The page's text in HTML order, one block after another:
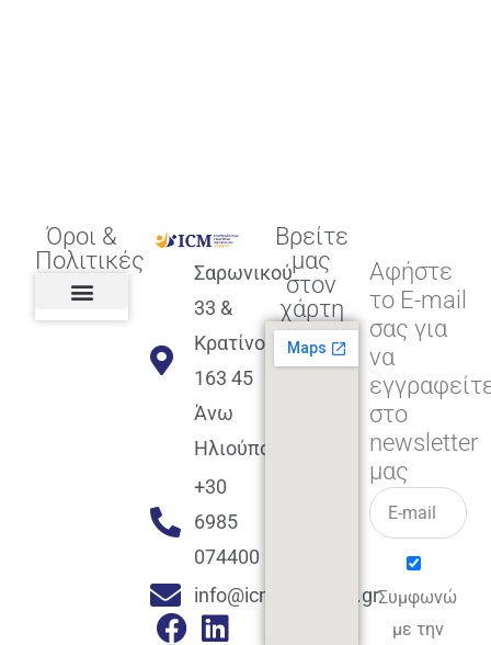
Όροι &
Πολιτικές
Σαρωνικού
33 &
Κρατίνου
163 45
Άνω
Ηλιούπολη
+30
6985
074400
info@icmacademy.gr
Βρείτε
μας
στον
χάρτη
Αφήστε
το E-mail
σας για
να
στο
newsletter
μας
Συμφωνώ
με την